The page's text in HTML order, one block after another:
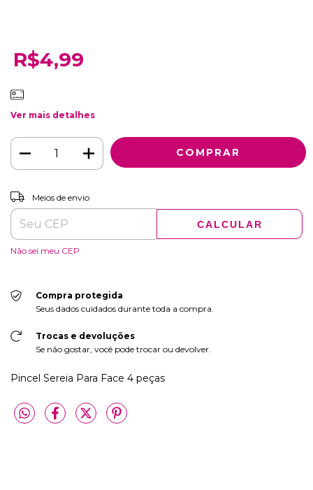
R$4,99
Ver mais detalhes
Entregas para o CEP:
Meios de envio
CALCULAR
Não sei meu CEP
Compra protegida
Seus dados cuidados durante toda a compra.
Trocas e devoluções
Se não gostar, você pode trocar ou devolver.
Pincel Sereia Para Face 4 peças